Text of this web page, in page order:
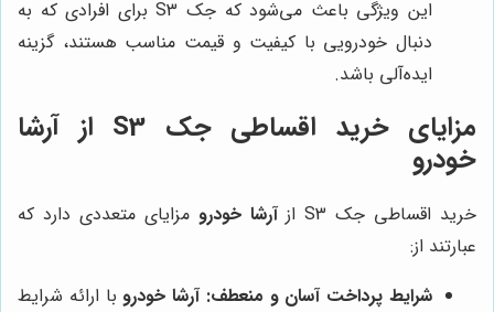
این ویژگی باعث می‌شود که جک S3 برای افرادی که به
دنبال خودرویی با کیفیت و قیمت مناسب هستند، گزینه
ایده‌آلی باشد.
مزایای خرید اقساطی جک S3 از آرشا
خودرو
خرید اقساطی جک S3 از آرشا خودرو مزایای متعددی دارد که
عبارتند از:
شرایط پرداخت آسان و منعطف: آرشا خودرو با ارائه شرایط